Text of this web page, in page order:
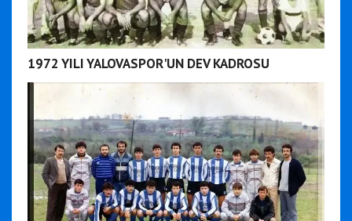
1972 YILI YALOVASPOR'UN DEV KADROSU